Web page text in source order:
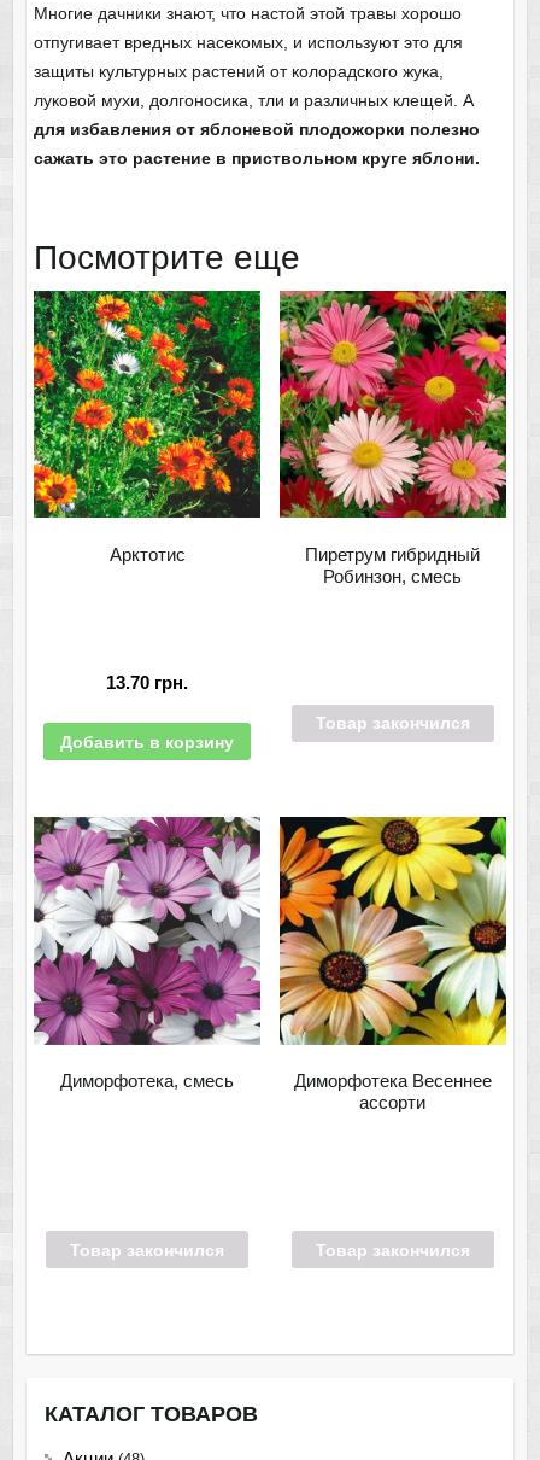
Многие дачники знают, что настой этой травы хорошо
отпугивает вредных насекомых, и используют это для
защиты культурных растений от колорадского жука,
луковой мухи, долгоносика, тли и различных клещей. А
для избавления от яблоневой плодожорки полезно
сажать это растение в приствольном круге яблони.
Посмотрите еще
Арктотис
13.70 грн.
Добавить в корзину
Пиретрум гибридный
Робинзон, смесь
Товар закончился
Диморфотека, смесь
Товар закончился
Диморфотека Весеннее
ассорти
Товар закончился
КАТАЛОГ ТОВАРОВ